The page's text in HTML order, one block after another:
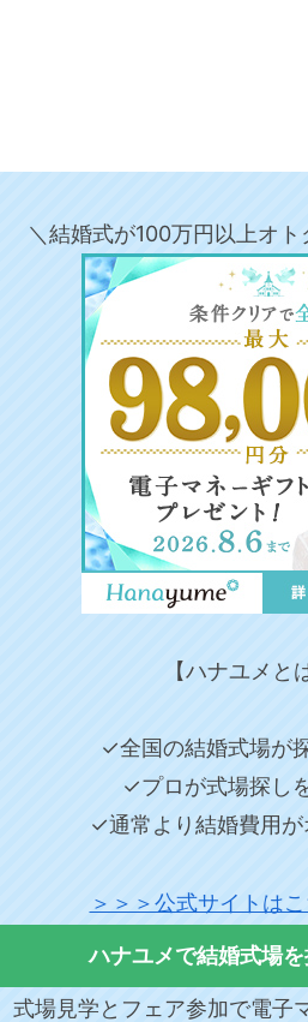
＼結婚式が100万円以上オ
【ハナユメと
✓全国の結婚式場が
✓プロが式場探し
✓通常より結婚費用が
＞＞＞公式サイトは
ハナユメで結婚式場を
式場見学とフェア参加で電子